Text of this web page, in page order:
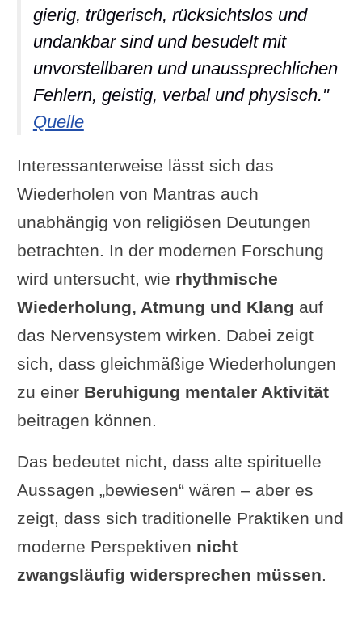
gierig, trügerisch, rücksichtslos und
undankbar sind und besudelt mit
unvorstellbaren und unaussprechlichen
Fehlern, geistig, verbal und physisch."
Quelle
Interessanterweise lässt sich das
Wiederholen von Mantras auch
unabhängig von religiösen Deutungen
betrachten. In der modernen Forschung
wird untersucht, wie rhythmische
Wiederholung, Atmung und Klang auf
das Nervensystem wirken. Dabei zeigt
sich, dass gleichmäßige Wiederholungen
zu einer Beruhigung mentaler Aktivität
beitragen können.
Das bedeutet nicht, dass alte spirituelle
Aussagen „bewiesen“ wären – aber es
zeigt, dass sich traditionelle Praktiken und
moderne Perspektiven nicht
zwangsläufig widersprechen müssen.